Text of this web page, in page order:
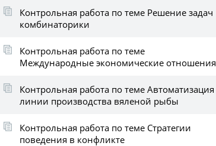
Контрольная работа по теме Решение задач
комбинаторики
Контрольная работа по теме
Международные экономические отношения
Контрольная работа по теме Автоматизация
линии производства вяленой рыбы
Контрольная работа по теме Стратегии
поведения в конфликте